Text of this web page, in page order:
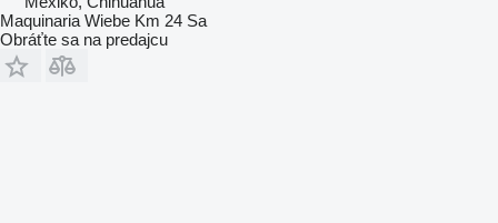
Maquinaria Wiebe Km 24 Sa
Obráťte sa na predajcu